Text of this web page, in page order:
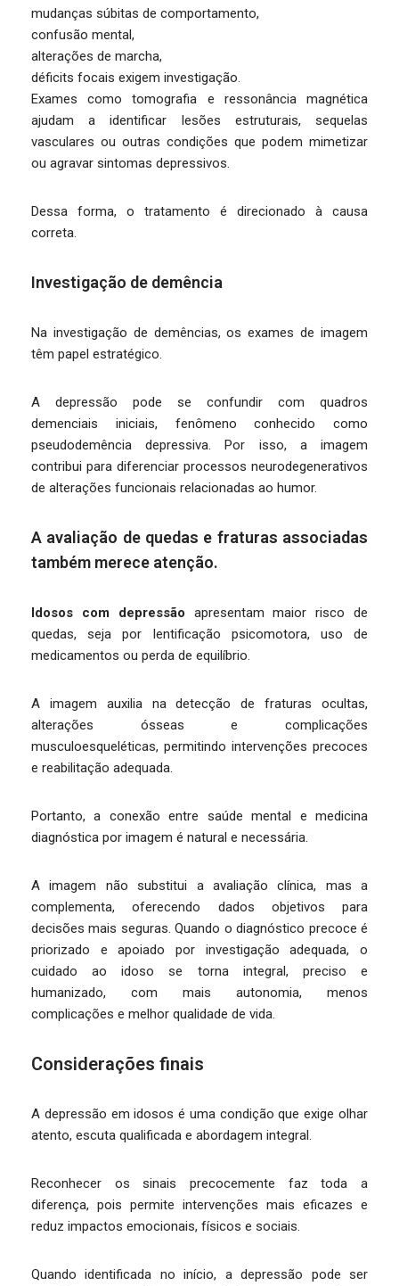
mudanças súbitas de comportamento,
confusão mental,
alterações de marcha,
déficits focais exigem investigação.
Exames como tomografia e ressonância magnética
ajudam a identificar lesões estruturais, sequelas
vasculares ou outras condições que podem mimetizar
ou agravar sintomas depressivos.
Dessa forma, o tratamento é direcionado à causa
correta.
Investigação de demência
Na investigação de demências, os exames de imagem
têm papel estratégico.
A depressão pode se confundir com quadros
demenciais iniciais, fenômeno conhecido como
pseudodemência depressiva. Por isso, a imagem
contribui para diferenciar processos neurodegenerativos
de alterações funcionais relacionadas ao humor.
A avaliação de quedas e fraturas associadas
também merece atenção.
Idosos com depressão apresentam maior risco de
quedas, seja por lentificação psicomotora, uso de
medicamentos ou perda de equilíbrio.
A imagem auxilia na detecção de fraturas ocultas,
alterações ósseas e complicações
musculoesqueléticas, permitindo intervenções precoces
e reabilitação adequada.
Portanto, a conexão entre saúde mental e medicina
diagnóstica por imagem é natural e necessária.
A imagem não substitui a avaliação clínica, mas a
complementa, oferecendo dados objetivos para
decisões mais seguras. Quando o diagnóstico precoce é
priorizado e apoiado por investigação adequada, o
cuidado ao idoso se torna integral, preciso e
humanizado, com mais autonomia, menos
complicações e melhor qualidade de vida.
Considerações finais
A depressão em idosos é uma condição que exige olhar
atento, escuta qualificada e abordagem integral.
Reconhecer os sinais precocemente faz toda a
diferença, pois permite intervenções mais eficazes e
reduz impactos emocionais, físicos e sociais.
Quando identificada no início, a depressão pode ser